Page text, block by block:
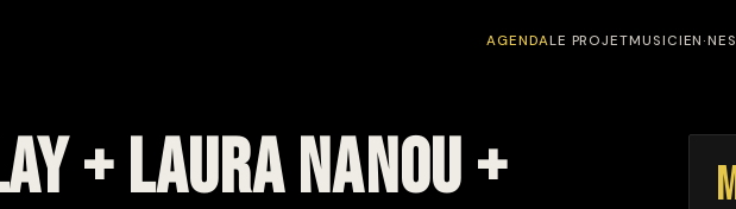
AGENDALE PROJET
+ LAURA NANOU +